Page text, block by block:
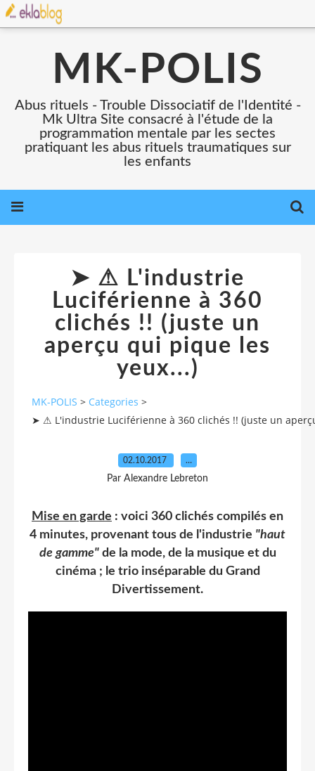
MK-POLIS
Abus rituels - Trouble Dissociatif de l'Identité -
Mk Ultra Site consacré à l'étude de la
programmation mentale par les sectes
pratiquant les abus rituels traumatiques sur
les enfants
➤ ⚠ L'industrie
Luciférienne à 360
clichés !! (juste un
aperçu qui pique les
yeux...)
MK-POLIS > Categories >
➤ ⚠ L'industrie Luciférienne à 360 clichés !! (juste un
02.10.2017 …
Par Alexandre Lebreton
Mise en garde : voici 360 clichés compilés en
4 minutes, provenant tous de l'industrie "haut
de gamme"de la mode, de la musique et du
cinéma ; le trio inséparable du Grand
Divertissement.